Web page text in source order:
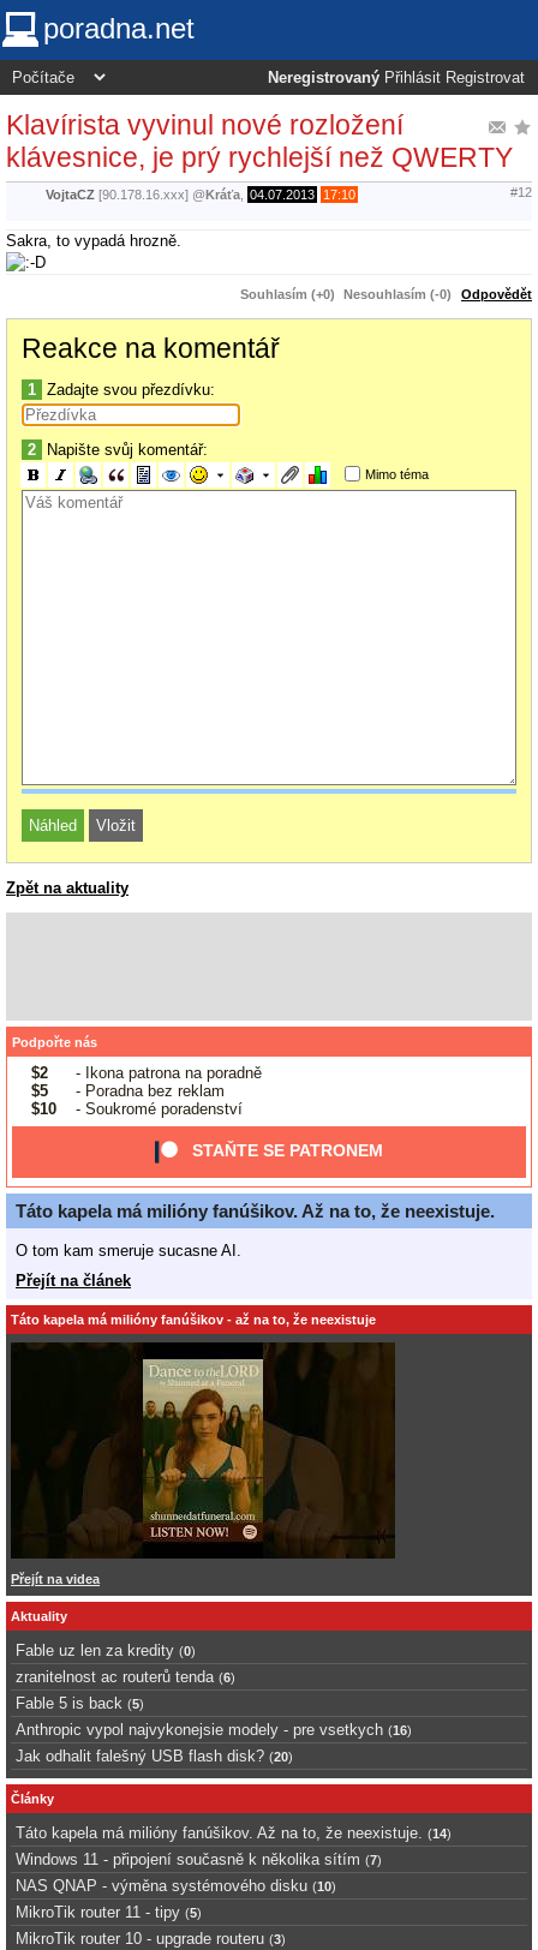
poradna.net
Neregistrovaný Přihlásit Registrovat
Klavírista vyvinul nové rozložení
klávesnice, je prý rychlejší než QWERTY
VojtaCZ [90.178.16.xxx] @Kráťa 04.07.2013 17:10 #12
Sakra, to vypadá hrozně.
Souhlasím (+0) Nesouhlasím (-0) Odpovědět
Reakce na komentář
1 Zadajte svou přezdívku:
2 Napište svůj komentář:
Mimo téma
Zpět na aktuality
Podpořte nás
$2
- Ikona patrona na poradně
$5
- Poradna bez reklam
$10
- Soukromé poradenství
STAŇTE SE PATRONEM
Táto kapela má milióny fanúšikov. Až na to, že neexistuje.
O tom kam smeruje sucasne AI.
Přejít na článek
Táto kapela má milióny fanúšikov - až na to, že neexistuje
Přejít na videa
Aktuality
Fable uz len za kredity (0)
zranitelnost ac routerů tenda (6)
Fable 5 is back (5)
Anthropic vypol najvykonejsie modely - pre vsetkych (16)
Jak odhalit falešný USB flash disk? (20)
Články
Táto kapela má milióny fanúšikov. Až na to, že neexistuje. (14)
Windows 11 - připojení současně k několika sítím (7)
NAS QNAP - výměna systémového disku (10)
MikroTik router 11 - tipy (5)
MikroTik router 10 - upgrade routeru (3)